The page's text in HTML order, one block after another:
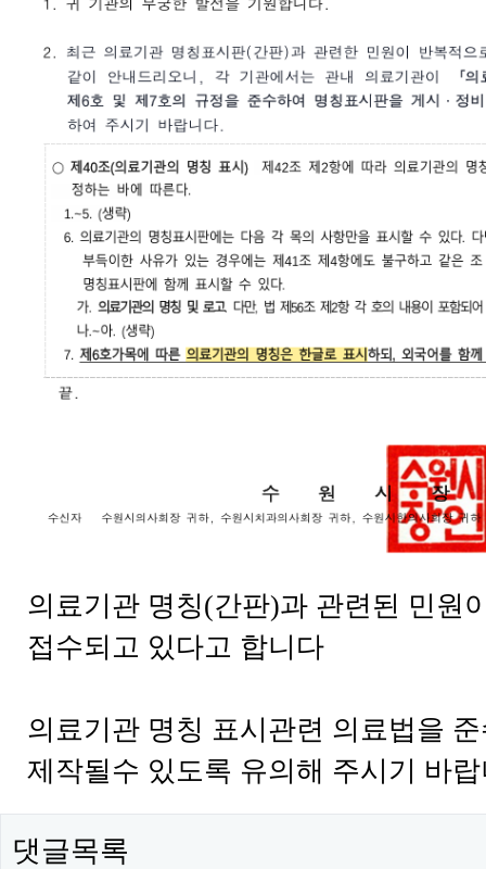
의료기관 명칭(간판)과 관련된 민원
접수되고 있다고 합니다
의료기관 명칭 표시관련 의료법을
제작될수 있도록 유의해 주시기 바
댓글목록